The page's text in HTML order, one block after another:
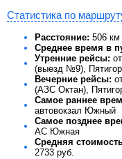
Статистика по
Расстояние: 506 км
Среднее время в
Утренние рейсы:
(выезд №9),
Вечерние рейсы:
(АЗС Октан),
Самое раннее
автовокзал Южный
Самое позднее
АС Южная
Средняя
2733 руб.